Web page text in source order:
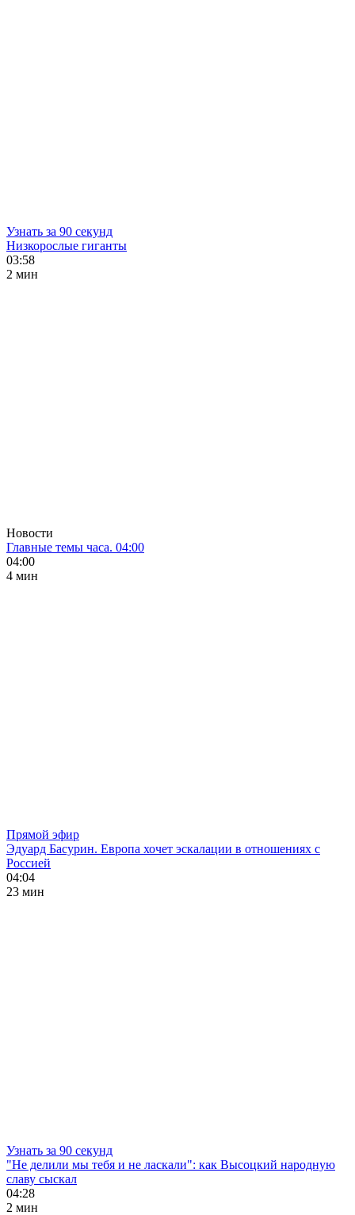
Узнать за 90 секунд
Низкорослые гиганты
03:58
2 мин
Новости
Главные темы часа. 04:00
04:00
4 мин
Прямой эфир
Эдуард Басурин. Европа хочет эскалации в отношениях с
Россией
04:04
23 мин
Узнать за 90 секунд
"Не делили мы тебя и не ласкали": как Высоцкий народную
славу сыскал
04:28
2 мин